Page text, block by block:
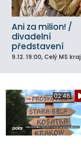
Ani za milion! /
divadelní
představení
9.12. 19:00, Celý MS kraj
02:46